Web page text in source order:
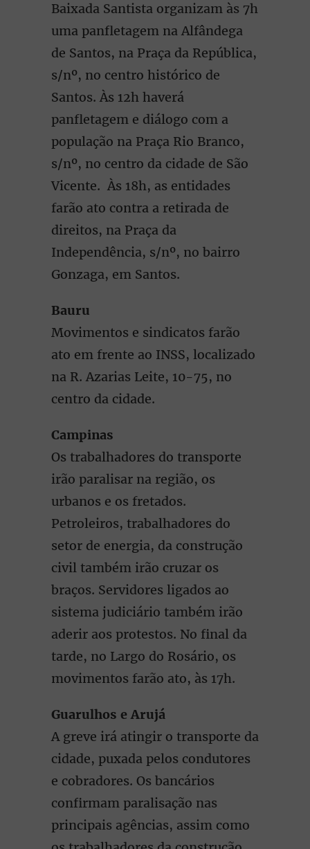
Baixada Santista organizam às 7h
uma panfletagem na Alfândega
de Santos, na Praça da República,
s/nº, no centro histórico de
Santos. Às 12h haverá
panfletagem e diálogo com a
população na Praça Rio Branco,
s/nº, no centro da cidade de São
Vicente. Às 18h, as entidades
farão ato contra a retirada de
direitos, na Praça da
Independência, s/nº, no bairro
Gonzaga, em Santos.
Bauru
Movimentos e sindicatos farão
ato em frente ao INSS, localizado
na R. Azarias Leite, 10-75, no
centro da cidade.
Campinas
Os trabalhadores do transporte
irão paralisar na região, os
urbanos e os fretados.
Petroleiros, trabalhadores do
setor de energia, da construção
civil também irão cruzar os
braços. Servidores ligados ao
sistema judiciário também irão
aderir aos protestos. No final da
tarde, no Largo do Rosário, os
movimentos farão ato, às 17h.
Guarulhos e Arujá
A greve irá atingir o transporte da
cidade, puxada pelos condutores
e cobradores. Os bancários
confirmam paralisação nas
principais agências, assim como